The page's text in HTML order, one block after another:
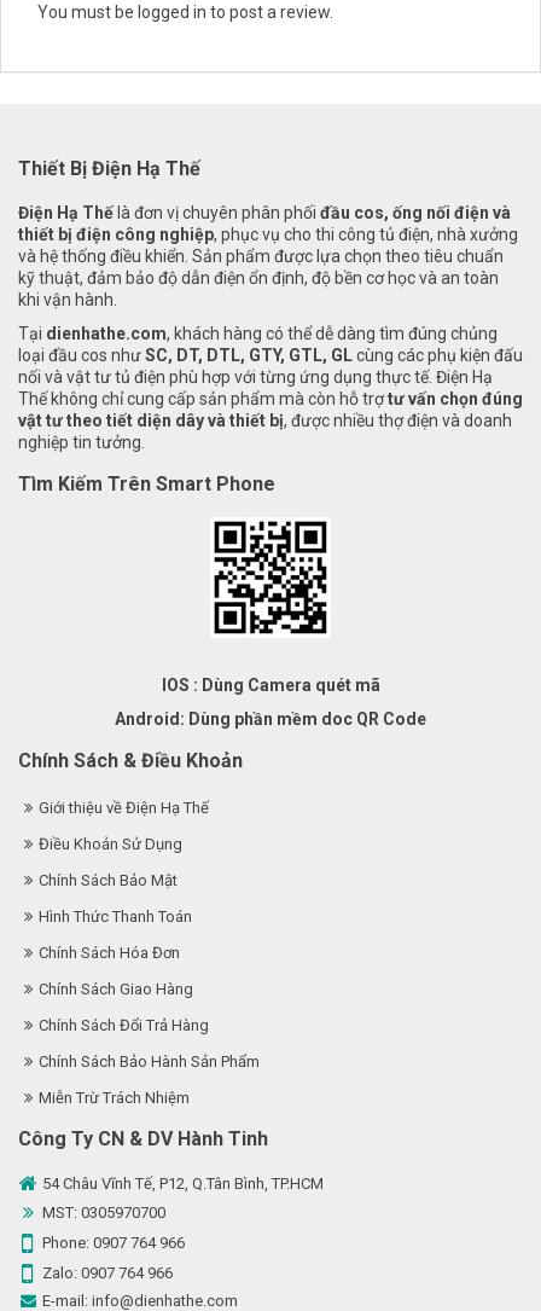
You must be logged in to post a review.
Thiết Bị Điện Hạ Thế
Điện Hạ Thếlà đơn vị chuyên phân phối đầu cos, ống nối điện và
thiết bị điện công nghiệp, phục vụ cho thi công tủ điện, nhà xưởng
và hệ thống điều khiển. Sản phẩm được lựa chọn theo tiêu chuẩn
kỹ thuật, đảm bảo độ dẫn điện ổn định, độ bền cơ học và an toàn
khi vận hành.
Tại dienhathe.com, khách hàng có thể dễ dàng tìm đúng chủng
loại đầu cos nhưSC, DT, DTL, GTY, GTL, GLcùng các phụ kiện đấu
nối và vật tư tủ điện phù hợp với từng ứng dụng thực tế. Điện Hạ
Thế không chỉ cung cấp sản phẩm mà còn hỗ trợtư vấn chọn đúng
vật tư theo tiết diện dây và thiết bị, được nhiều thợ điện và doanh
nghiệp tin tưởng.
Tìm Kiếm Trên Smart Phone
IOS : Dùng Camera quét mã
Android: Dùng phần mềm doc QR Code
Chính Sách & Điều Khoản
Giới thiệu về Điện Hạ Thế
Điều Khoản Sử Dụng
Chính Sách Bảo Mật
Hình Thức Thanh Toán
Chính Sách Hóa Đơn
Chính Sách Giao Hàng
Chính Sách Đổi Trả Hàng
Chính Sách Bảo Hành Sản Phẩm
Miễn Trừ Trách Nhiệm
Công Ty CN & DV Hành Tinh
54 Châu Vĩnh Tế, P12, Q.Tân Bình, TP.HCM
MST: 0305970700
Phone: 0907 764 966
Zalo: 0907 764 966
E-mail: info@dienhathe.com